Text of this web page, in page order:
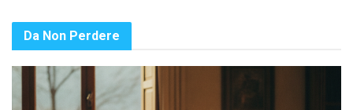
Da Non Perdere